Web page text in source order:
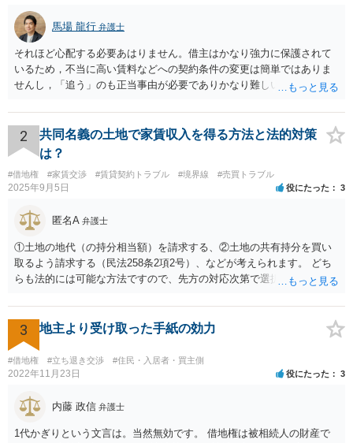
馬場 龍行 弁護士
それほど心配する必要あはりません。借主はかなり強力に保護されて
いるため，不当に高い賃料などへの契約条件の変更は簡単ではありま
せんし，「追う」のも正当事由が必要でありかなり難しいのです。 周
い条件で立退料等を支払ってもらえるかもしれません。 なので無理し
て所有権を取得する必要はないと思いますが，まずは価格ですよね。
ローンが組めないということはないと思いますが，金融機関に相談さ
れてみてはいかがでしょうか。 買うとしたら，という条件をしっかり
把握して，その上で，買うか，借り続けるか，というのはどちらにも
メリットデメリットありますので価値判断の問題といえそうです。
2
共同名義の土地で家賃収入を得る方法と法的対策
は？
#借地権 #家賃交渉 #賃貸契約トラブル #境界線 #売買トラブル
2025年9月5日 役にたった 3
匿名A 弁護士
①土地の地代（の持分相当額）を請求する、②土地の共有持分を買い
取るよう請求する（民法258条2項2号）、などが考えられます。 どち
らも法的には可能な方法ですので、先方の対応次第で選択することに
は②を求めて訴訟を提起することになるかと存じます。）
3 地主より受け取った手紙の効力
#借地権 #立ち退き交渉 #住民・入居者・買主側
2022年11月23日 役にたった 3
内藤 政信 弁護士
1代かぎりという文言は。当然無効です。 借地権は被相続人の財産で